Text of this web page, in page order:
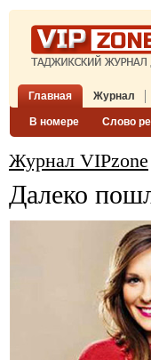
Главная Журнал
В номере Слово
Журнал VIPzone
Далеко